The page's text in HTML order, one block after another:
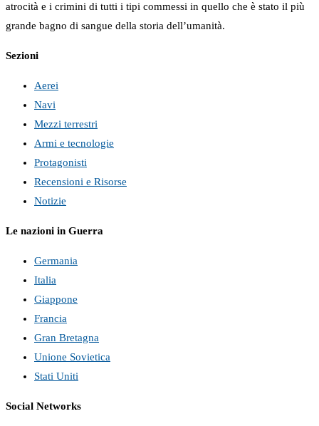
atrocità e i crimini di tutti i tipi commessi in quello che è stato il più
grande bagno di sangue della storia dell’umanità.
Sezioni
Aerei
Navi
Mezzi terrestri
Armi e tecnologie
Protagonisti
Recensioni e Risorse
Notizie
Le nazioni in Guerra
Germania
Italia
Giappone
Francia
Gran Bretagna
Unione Sovietica
Stati Uniti
Social Networks